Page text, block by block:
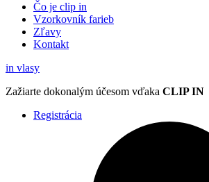
Čo je clip in
Vzorkovník farieb
Zľavy
Kontakt
in vlasy
Zažiarte dokonalým účesom vďaka CLIP IN
Registrácia